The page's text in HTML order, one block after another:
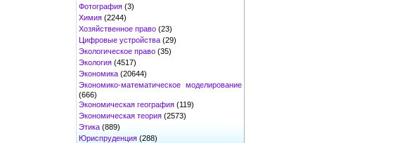
Фотография (3)
Химия (2244)
Хозяйственное право (23)
Цифровые устройства (29)
Экологическое право (35)
Экология (4517)
Экономика (20644)
Экономико-математическое моделирование
(666)
Экономическая география (119)
Экономическая теория (2573)
Этика (889)
Юриспруденция (288)